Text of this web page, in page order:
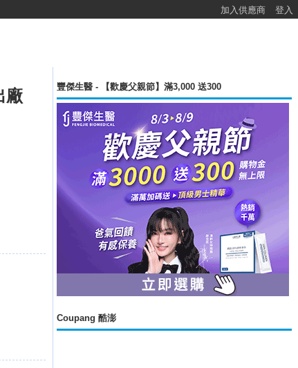
加入供應商 登入
廠
豐傑生醫 - 【歡慶父親節】滿3,000 送300
Coupang 酷澎